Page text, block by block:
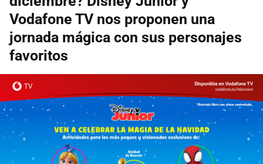
Vodafone TV nos proponen una
jornada mágica con sus personajes
favoritos